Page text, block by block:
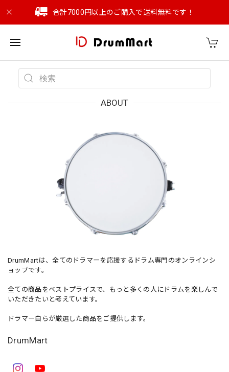
合計7000円以上のご購入で送料無料です！
ABOUT
DrumMartは、全てのドラマーを応援するドラム専門のオンラインシ
ョップです。
全ての商品をベストプライスで、もっと多くの人にドラムを楽しんで
いただきたいと考えています。
ドラマー自らが厳選した商品をご提供します。
DrumMart